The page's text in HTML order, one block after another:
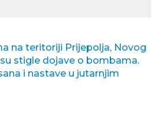
na teritoriji Prijepolja, Novog
stigle dojave o bombama.
i nastave u jutarnjim